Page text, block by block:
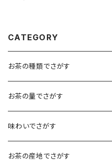
黒色のみ 常滑焼
CATEGORY
お茶の種類でさがす
煎茶
小袋（12g）
大袋（70g）
抹茶
水出し煎茶
お茶の量でさがす
70ｇ
12ｇ
味わいでさがす
まろやか
お茶の産地でさがす